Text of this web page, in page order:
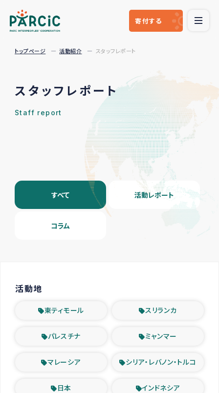
寄付する
トップページ 活動紹介 スタッフレポート
スタッフレポート
Staff report
すべて 活動レポート
コラム
活動地
東ティモール スリランカ
パレスチナ ミャンマー
マレーシア シリア・レバノン・トルコ
日本 インドネシア